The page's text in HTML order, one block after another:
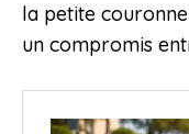
la petite
un compromis